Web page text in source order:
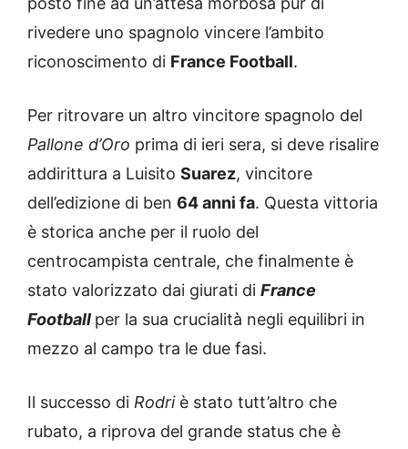
rivedere uno spagnolo vincere l’ambito
riconoscimento di France Football.
Per ritrovare un altro vincitore spagnolo del
Pallone d’Oro prima di ieri sera, si deve risalire
addirittura a Luisito Suarez, vincitore
dell’edizione di ben 64 anni fa. Questa vittoria
è storica anche per il ruolo del
centrocampista centrale, che finalmente è
stato valorizzato dai giurati di France
Football per la sua crucialità negli equilibri in
mezzo al campo tra le due fasi.
Il successo di Rodriè stato tutt’altro che
rubato, a riprova del grande status che è